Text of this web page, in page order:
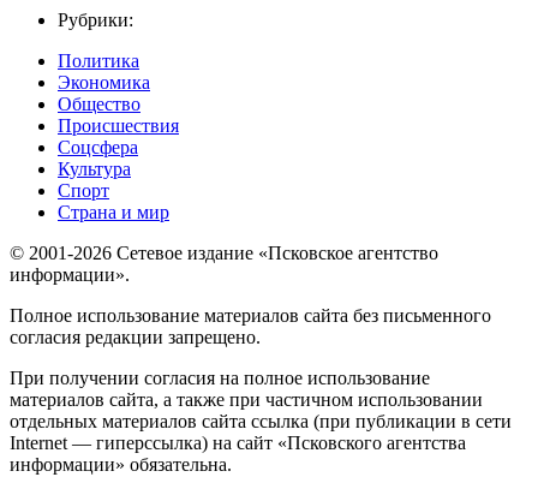
Рубрики:
Политика
Экономика
Общество
Происшествия
Соцсфера
Культура
Спорт
Страна и мир
© 2001-2026 Сетевое издание «Псковское агентство
информации».
Полное использование материалов сайта без письменного
согласия редакции запрещено.
При получении согласия на полное использование
материалов сайта, а также при частичном использовании
отдельных материалов сайта ссылка (при публикации в сети
Internet — гиперссылка) на сайт «Псковского агентства
информации» обязательна.